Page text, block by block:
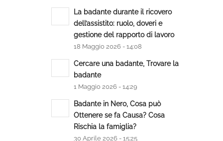
La badante durante il ricovero
dell’assistito: ruolo, doveri e
gestione del rapporto di lavoro
18 Maggio 2026 - 14:08
Cercare una badante, Trovare la
badante
1 Maggio 2026 - 14:29
Badante in Nero, Cosa può
Ottenere se fa Causa? Cosa
Rischia la famiglia?
30 Aprile 2026 - 15:25